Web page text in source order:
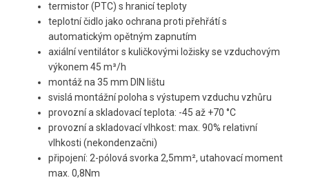
termistor (PTC) s hranicí teploty
teplotní čidlo jako ochrana proti přehřátí s
automatickým opětným zapnutím
axiální ventilátor s kuličkovými ložisky se vzduchovým
výkonem 45 m³/h
montáž na 35 mm DIN lištu
svislá montážní poloha s výstupem vzduchu vzhůru
provozní a skladovací teplota: -45 až +70 °C
provozní a skladovací vlhkost: max. 90% relativní
vlhkosti (nekondenzačni)
připojení: 2-pólová svorka 2,5mm², utahovací moment
max. 0,8Nm